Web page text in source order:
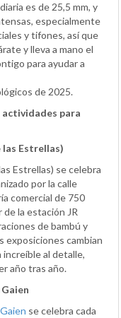
es de 25,5 mm, y
especialmente
y tifones, así que
y lleva a mano el
para ayudar a
de 2025.
para
Estrellas)
Estrellas) se celebra
por la calle
comercial de 750
la estación JR
de bambú y
exposiciones cambian
increíble al detalle,
año tras año.
se celebra cada